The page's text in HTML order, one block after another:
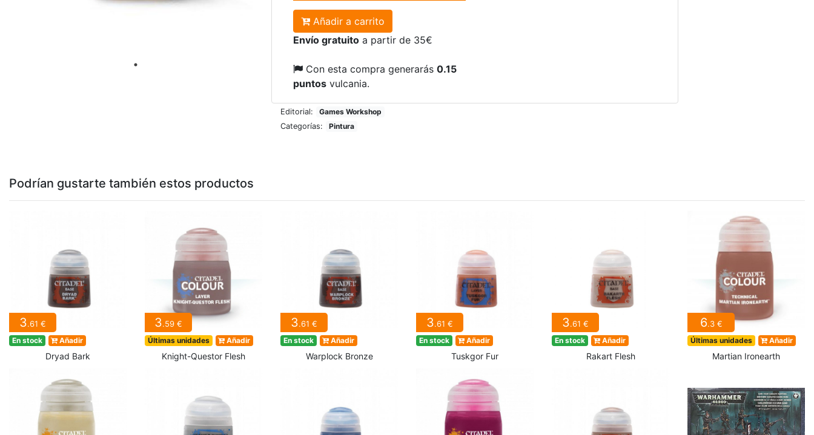
Añadir a carrito
Envío gratuito a partir de 35€
Con esta compra generarás 0.15
puntos vulcania.
Editorial:
Games Workshop
Categorías:
Pintura
Podrían gustarte también estos productos
3.61 €
En stock Añadir
Dryad Bark
3.59 €
Últimas unidades Añadir
Knight-Questor Flesh
3.61 €
En stock Añadir
Warplock Bronze
3.61 €
En stock Añadir
Tuskgor Fur
3.61 €
En stock Añadir
Rakart Flesh
6.3 €
Últimas unidades Añadir
Martian Ironearth